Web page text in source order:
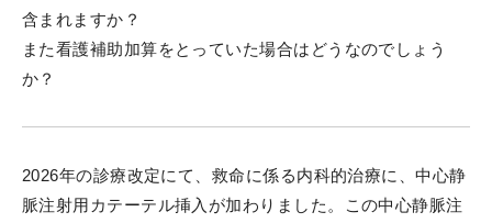
含まれますか？
また看護補助加算をとっていた場合はどうなのでしょう
か？
2026年の診療改定にて、救命に係る内科的治療に、中心静
脈注射用カテーテル挿入が加わりました。この中心静脈注